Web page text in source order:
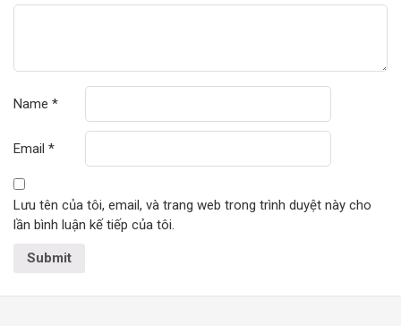
Name *
Email *
Lưu tên của tôi, email, và trang web trong trình duyệt này cho
lần bình luận kế tiếp của tôi.